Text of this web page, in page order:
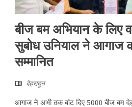
बीज बम अभियान के लिए
सुबोध उनियाल ने आगाज
सम्मानित
देहरादून
आगाज ने अभी तक बांट दिए 5000 बीज बम